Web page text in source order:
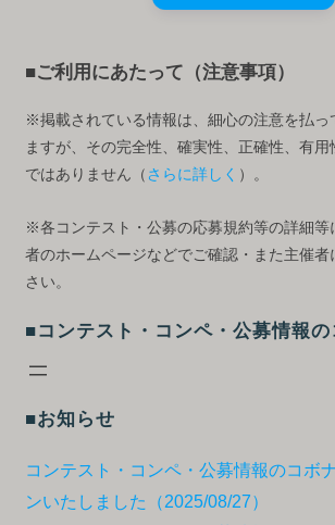
■ご利用にあたって（注意事項）
※掲載されている情報は、細心の注意を払っ
ますが、その完全性、確実性、正確性、有
ではありません（ さらに詳しく ）。
※各コンテスト・公募の応募規約等の詳細等
者のホームページなどでご確認・また主催
さい。
■コンテスト・コンペ・公募情報
■お知らせ
コンテスト・コンペ・公募情報のコボ
ンいたしました（2025/08/27）